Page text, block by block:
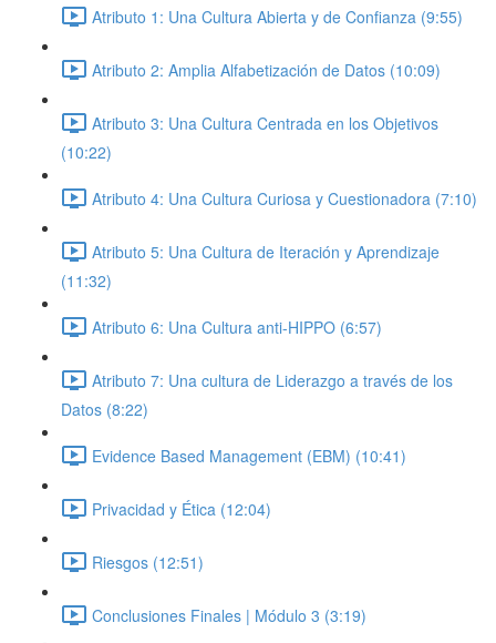
Atributo 1: Una Cultura Abierta y de Confianza (9:55)
Atributo 2: Amplia Alfabetización de Datos (10:09)
Atributo 3: Una Cultura Centrada en los Objetivos
(10:22)
Atributo 4: Una Cultura Curiosa y Cuestionadora (7:10)
Atributo 5: Una Cultura de Iteración y Aprendizaje
(11:32)
Atributo 6: Una Cultura anti-HIPPO (6:57)
Atributo 7: Una cultura de Liderazgo a través de los
Datos (8:22)
Evidence Based Management (EBM) (10:41)
Privacidad y Ética (12:04)
Riesgos (12:51)
Conclusiones Finales | Módulo 3 (3:19)